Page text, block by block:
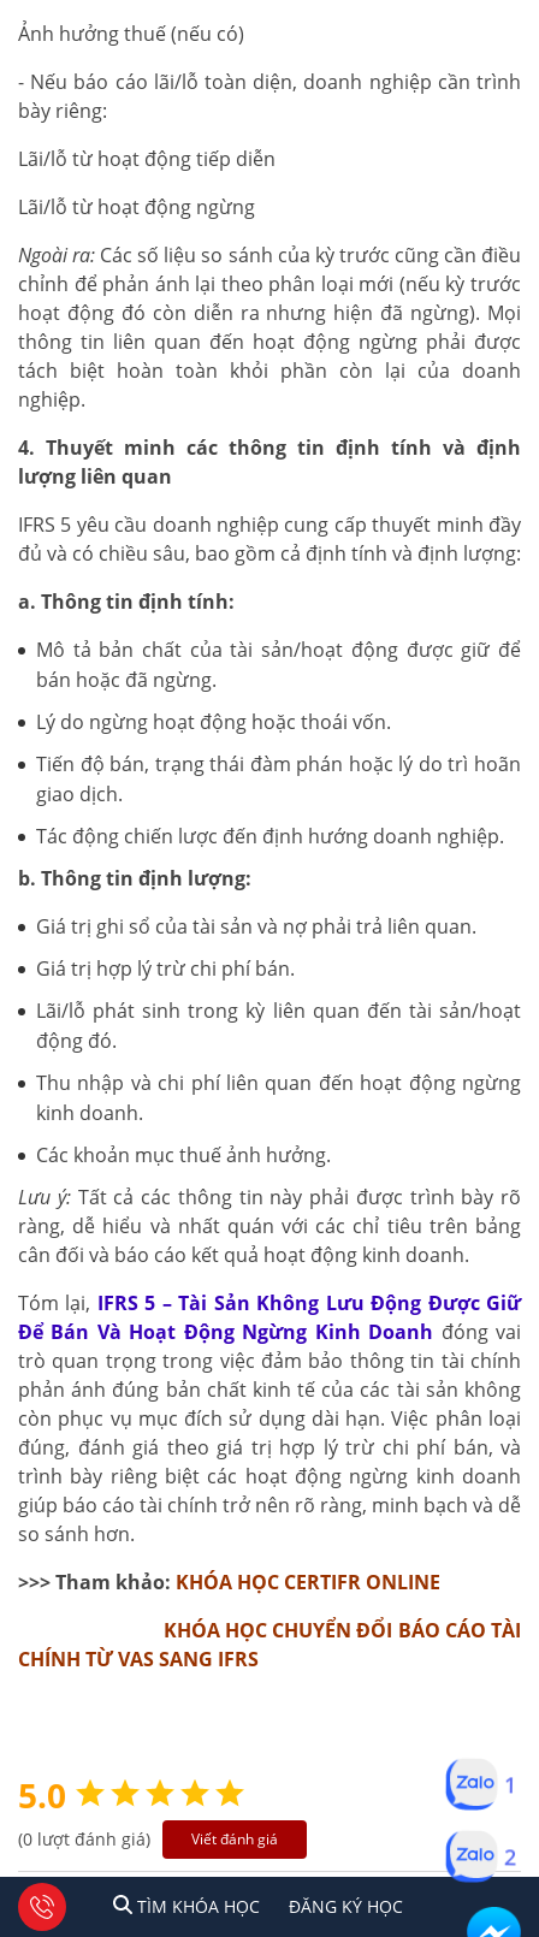
Ảnh hưởng thuế (nếu có)
- Nếu báo cáo lãi/lỗ toàn diện, doanh nghiệp cần trình
bày riêng:
Lãi/lỗ từ hoạt động tiếp diễn
Lãi/lỗ từ hoạt động ngừng
Ngoài ra: Các số liệu so sánh của kỳ trước cũng cần điều
chỉnh để phản ánh lại theo phân loại mới (nếu kỳ trước
hoạt động đó còn diễn ra nhưng hiện đã ngừng). Mọi
thông tin liên quan đến hoạt động ngừng phải được
tách biệt hoàn toàn khỏi phần còn lại của doanh
nghiệp.
4. Thuyết minh các thông tin định tính và định
lượng liên quan
IFRS 5 yêu cầu doanh nghiệp cung cấp thuyết minh đầy
đủ và có chiều sâu, bao gồm cả định tính và định lượng:
a. Thông tin định tính:
Mô tả bản chất của tài sản/hoạt động được giữ để
bán hoặc đã ngừng.
Lý do ngừng hoạt động hoặc thoái vốn.
Tiến độ bán, trạng thái đàm phán hoặc lý do trì hoãn
giao dịch.
Tác động chiến lược đến định hướng doanh nghiệp.
b. Thông tin định lượng:
Giá trị ghi sổ của tài sản và nợ phải trả liên quan.
Giá trị hợp lý trừ chi phí bán.
Lãi/lỗ phát sinh trong kỳ liên quan đến tài sản/hoạt
động đó.
Thu nhập và chi phí liên quan đến hoạt động ngừng
kinh doanh.
Các khoản mục thuế ảnh hưởng.
Lưu ý:Tất cả các thông tin này phải được trình bày rõ
ràng, dễ hiểu và nhất quán với các chỉ tiêu trên bảng
cân đối và báo cáo kết quả hoạt động kinh doanh.
Tóm lại, IFRS 5 – Tài Sản Không Lưu Động Được Giữ
Để Bán Và Hoạt Động Ngừng Kinh Doanh đóng vai
trò quan trọng trong việc đảm bảo thông tin tài chính
phản ánh đúng bản chất kinh tế của các tài sản không
còn phục vụ mục đích sử dụng dài hạn. Việc phân loại
đúng, đánh giá theo giá trị hợp lý trừ chi phí bán, và
trình bày riêng biệt các hoạt động ngừng kinh doanh
giúp báo cáo tài chính trở nên rõ ràng, minh bạch và dễ
so sánh hơn.
>>> Tham khảo: KHÓA HỌC CERTIFR ONLINE
KHÓA HỌC CHUYỂN ĐỔI BÁO CÁO TÀI
CHÍNH TỪ VAS SANG IFRS
5.0
(0 lượt đánh giá) Viết đánh giá
5
0%
4
0%
TÌM KHÓA HỌC ĐĂNG KÍ HỌC
1 2 Tư vấn facebook
TÌM KHÓA HỌC ĐĂNG KÝ HỌC
1
2